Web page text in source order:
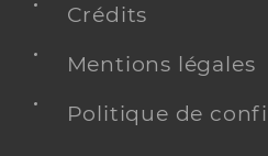
Crédits
Mentions légales
Politique de